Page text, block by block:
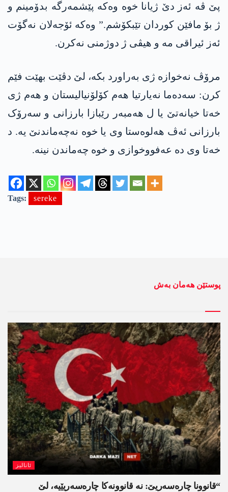
پێ ڤە ئەز دێ ژیانا خوە وەکە پێشمەرگە بدۆمینم و
ژ بۆ مافێن کوردان تێبکۆشم.” وەکە ئۆجەلان نەگۆت
ئەز ئیراقی مە و هیڤی ژ دوژمنی نەکرن.
مرۆڤ نەخوازە ژی بەراورد بکە، لێ دڤێت بهێت فێم
کرن: سەدەما نەیارتیا ھەم کۆلۆنیالیستان و ھەم ژی
خەتا خیانەتێ یا ل ھەمبەر رێبازا بارزانی و سەرۆک
بارزانی ئەڤ ھەلوەستا وی یا خوە نەچەماندنێ یە. د
خەتا وی دە عەفووخوازی و خوە چەماندن نینە.
Tags: sereke
پوستێن ھەمان بەش
ئانالیز
“قانوونا چارەسەریێ: نە قانوونەکا چارەسەریێیە، لێ